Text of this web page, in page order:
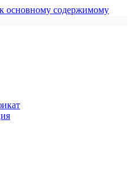
основному содержимому